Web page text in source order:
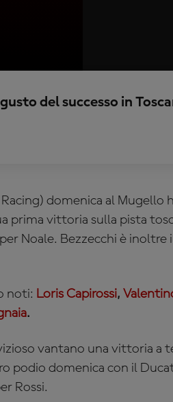
del successo in
) domenica al Mugello
prima vittoria sulla pista
per Noale. Bezzecchi è
noti: Loris Capirossi,
.
vantano una vittoria a
podio domenica con il
Rossi.